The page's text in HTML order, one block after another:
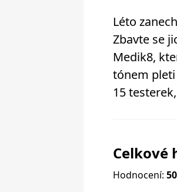
Léto
Zbavte se
Medik8,
tónem pleti
15
Celkové
Hodnocení: